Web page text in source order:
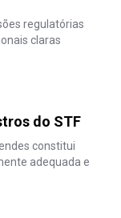
regulatórias
claras
do STF
constitui
adequada e